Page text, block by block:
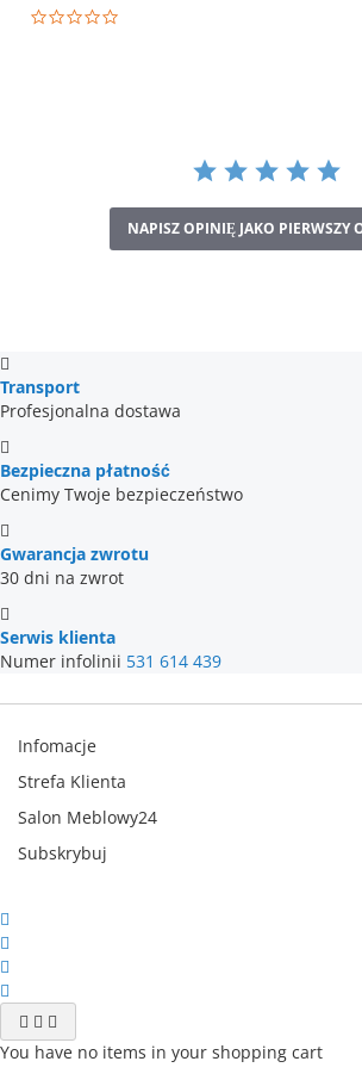
NAPISZ OPINIĘ JAKO PIERWSZY
Transport
Profesjonalna dostawa
Bezpieczna płatność
Cenimy Twoje bezpieczeństwo
Gwarancja zwrotu
30 dni na zwrot
Serwis klienta
Numer infolinii 531 614 439
Infomacje
Strefa Klienta
Salon Meblowy24
Subskrybuj
You have no items in your shopping cart